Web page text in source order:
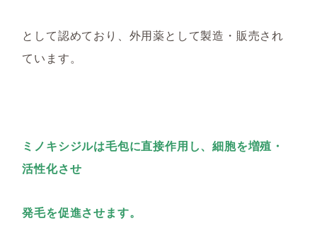
として認めており、外用薬として製造・販売され
ています。
ミノキシジルは毛包に直接作用し、細胞を増殖・
活性化させ
発毛を促進させます。